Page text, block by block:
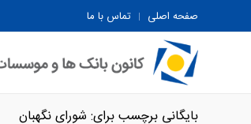
صفحه اصلی تماس با ما
بایگانی برچسب برای: شورای نگهبان